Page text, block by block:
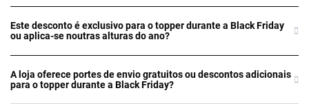
Este desconto é exclusivo para o topper durante a Black Friday
ou aplica-se noutras alturas do ano?
A loja oferece portes de envio gratuitos ou descontos adicionais
para o topper durante a Black Friday?